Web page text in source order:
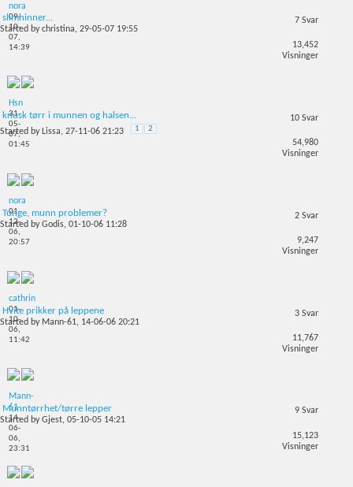
nora
09-
10-
07,
14:39
slimhinner...
Started bychristina, 29-05-07 19:55
7 Svar
13,452
Visninger
Hsn
31-
05-
07,
01:45
knusk tørr i munnen og halsen...
Started by Lissa, 27-11-06 21:23 1 2
10 Svar
54,980
Visninger
nora
01-
12-
06,
20:57
Tunge, munn problemer?
Started byGodis, 01-10-06 11:28
2 Svar
9,247
Visninger
cathrin
01-
10-
06,
11:42
Hvite prikker på leppene
Started by Mann-61, 14-06-06 20:21
3 Svar
11,767
Visninger
Mann-
61
14-
06-
06,
23:31
Munntørrhet/tørre lepper
Started byGjest, 05-10-05 14:21
9 Svar
15,123
Visninger